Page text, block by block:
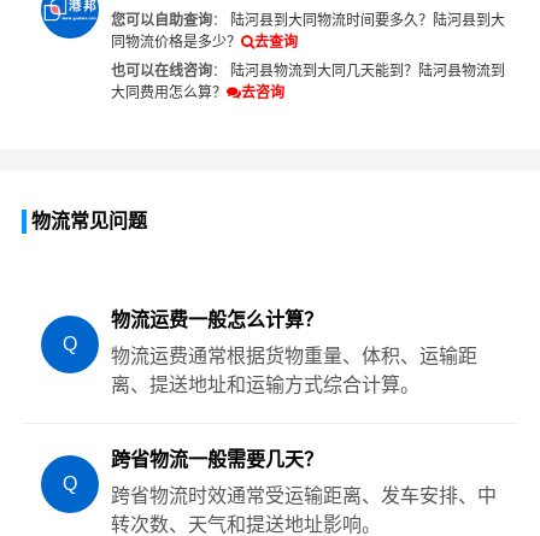
您可以自助查询： 陆河县到大同物流时间要多久？ 陆河县到大
同物流价格是多少？
去查询
也可以在线咨询： 陆河县物流到大同几天能到？ 陆河县物流到
大同费用怎么算？
去咨询
物流常见问题
Q
物流运费一般怎么计算？
物流运费通常根据货物重量、体积、运输距
离、提送地址和运输方式综合计算。
Q
跨省物流一般需要几天？
跨省物流时效通常受运输距离、发车安排、中
转次数、天气和提送地址影响。